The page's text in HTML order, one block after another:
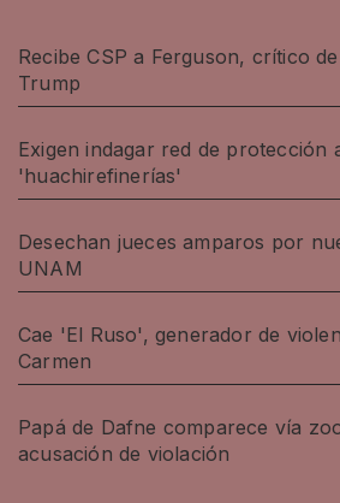
Recibe CSP a Ferguson, crítico
Trump
Exigen indagar red de protección
'huachirefinerías'
Desechan jueces amparos por
UNAM
Cae 'El Ruso', generador de
Carmen
Papá de Dafne comparece vía
acusación de violación